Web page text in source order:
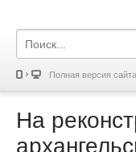
Полная версия сайта
На